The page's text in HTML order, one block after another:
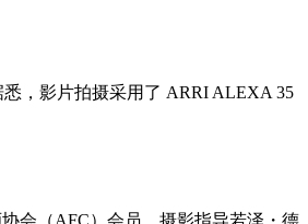
，影片拍摄采用了 ARRI ALEXA 35
会（AFC）会员、摄影指导若泽・德